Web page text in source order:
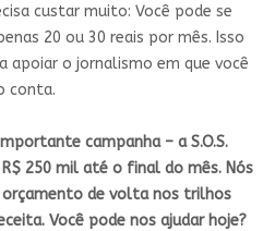
custar muito: Você pode se
20 ou 30 reais por mês. Isso
apoiar o jornalismo em que você
conta.
campanha – a S.O.S.
250 mil até o final do mês. Nós
de volta nos trilhos
Você pode nos ajudar hoje?